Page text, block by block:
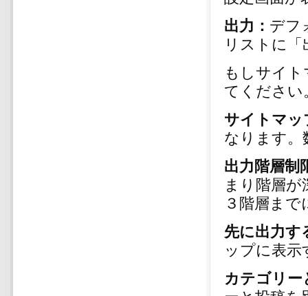
出力： デフ
リストに
もしサイ
てください
サイトマッ
なります。
出力階層制
まり階層
３階層ま
先に出力す
ップに表
カテゴリー